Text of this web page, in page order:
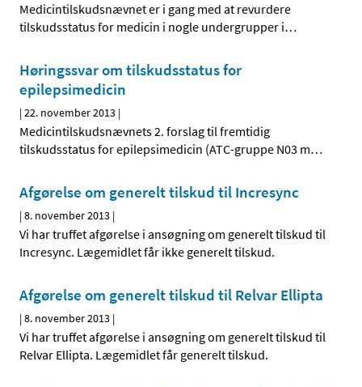
Medicintilskudsnævnet er i gang med at revurdere
tilskudsstatus for medicin i nogle undergrupper i…
Høringssvar om tilskudsstatus for
epilepsimedicin
|22. november 2013 |
Medicintilskudsnævnets 2. forslag til fremtidig
tilskudsstatus for epilepsimedicin (ATC-gruppe N03 m…
Afgørelse om generelt tilskud til Incresync
|8. november 2013 |
Vi har truffet afgørelse i ansøgning om generelt tilskud til
Incresync. Lægemidlet får ikke generelt tilskud.
Afgørelse om generelt tilskud til Relvar Ellipta
|8. november 2013 |
Vi har truffet afgørelse i ansøgning om generelt tilskud til
Relvar Ellipta. Lægemidlet får generelt tilskud.